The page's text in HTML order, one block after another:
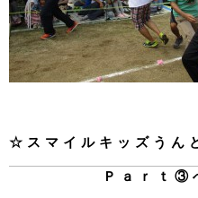
☆スマイルキッズうん
Ｐａｒｔ③